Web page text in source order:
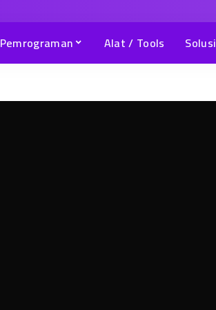
Pemrograman Alat / Tools Solusi